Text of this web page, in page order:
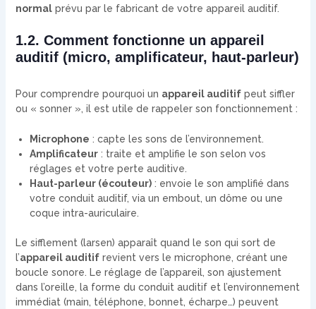
normalprévu par le fabricant de votre appareil auditif.
1.2. Comment fonctionne un appareil
auditif (micro, amplificateur, haut-parleur)
Pour comprendre pourquoi un appareil auditifpeut siffler
ou « sonner », il est utile de rappeler son fonctionnement :
Microphone : capte les sons de l’environnement.
Amplificateur: traite et amplifie le son selon vos
réglages et votre perte auditive.
Haut-parleur (écouteur): envoie le son amplifié dans
votre conduit auditif, via un embout, un dôme ou une
coque intra-auriculaire.
Le sifflement (larsen) apparaît quand le son qui sort de
l’appareil auditifrevient vers le microphone, créant une
boucle sonore. Le réglage de l’appareil, son ajustement
dans l’oreille, la forme du conduit auditif et l’environnement
immédiat (main, téléphone, bonnet, écharpe…) peuvent